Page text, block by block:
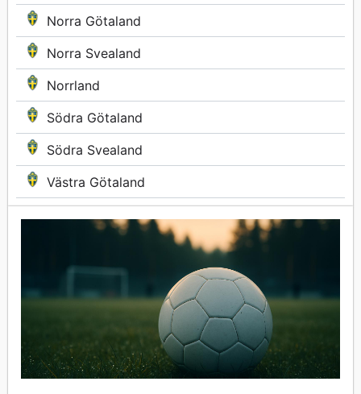
Norra Götaland
Norra Svealand
Norrland
Södra Götaland
Södra Svealand
Västra Götaland